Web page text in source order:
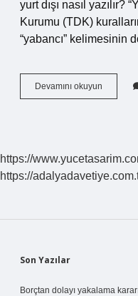
yurt dışı nasıl yazılır?
Kurumu (TDK)
“yabancı” kelimesinin
Devamını okuyun
Nasıl
https://
https://
Sidebar
Son Yazılar
Borçtan dolayı yakalama